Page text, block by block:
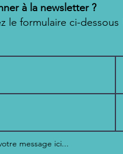
à la newsletter ?
le formulaire ci-